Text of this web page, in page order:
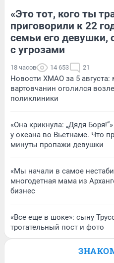
«Это тот, кого ты
приговорили к 22
семьи его девушки,
с угрозами
18 часов 14 653 21
Новости ХМАО за 5 августа:
вартовчанин оголился
поликлиники
«Она крикнула: „Дядя
у океана во Вьетнаме. Что
минуты пропажи девушки
«Мы начали в самое
многодетная мама из
бизнес
«Все еще в шоке»: сыну
трогательный пост и фото